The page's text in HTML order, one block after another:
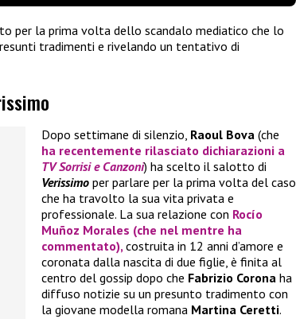
per la prima volta dello scandalo mediatico che lo
tradimenti e rivelando un tentativo di
Dopo settimane di silenzio, Raoul Bova (che
ha recentemente rilasciato dichiarazioni a
TV Sorrisi e Canzoni) ha scelto il salotto di
Verissimo per parlare per la prima volta del caso
che ha travolto la sua vita privata e
professionale. La sua relazione con Rocío
Muñoz Morales (che nel mentre ha
commentato),costruita in 12 anni d’amore e
coronata dalla nascita di due figlie, è finita al
centro del gossip dopo che Fabrizio Corona ha
diffuso notizie su un presunto tradimento con
la giovane modella romana Martina Ceretti.